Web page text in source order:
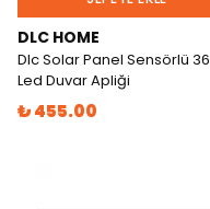
DLC HOME
Dlc Solar Panel Sensörlü 36
Led Duvar Apliği
₺ 455.00